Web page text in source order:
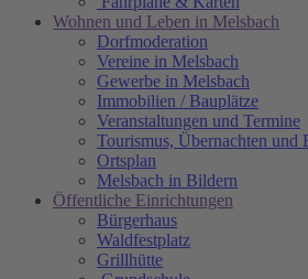
Wohnen und Leben in Melsbach
Dorfmoderation
Vereine in Melsbach
Gewerbe in Melsbach
Immobilien / Bauplätze
Veranstaltungen und Termine
Tourismus, Übernachten und
Ortsplan
Melsbach in Bildern
Öffentliche Einrichtungen
Bürgerhaus
Waldfestplatz
Grillhütte